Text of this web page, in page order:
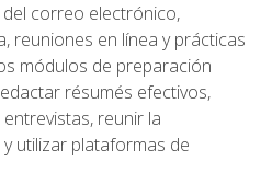
correo electrónico,
reuniones en línea y prácticas
módulos de preparación
résumés efectivos,
reunir la
utilizar plataformas de